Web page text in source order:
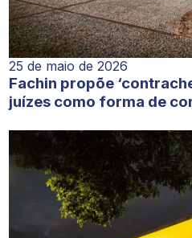
25 de maio de 2026
Fachin propõe
juízes como forma de